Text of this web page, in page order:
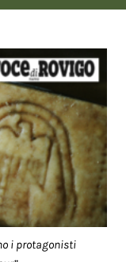
i protagonisti